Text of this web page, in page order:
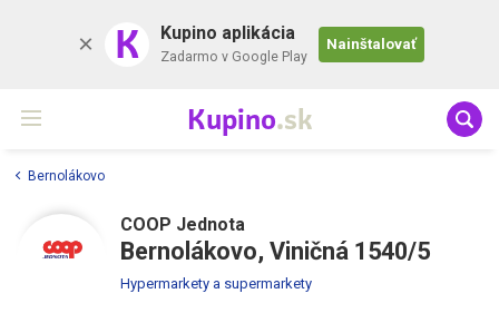
K Kupino aplikácia
Zadarmo v Google Play
Nainštalovať
Kupino.sk
Bernolákovo
COOP Jednota
Bernolákovo, Viničná 1540/5
Hypermarkety a supermarkety